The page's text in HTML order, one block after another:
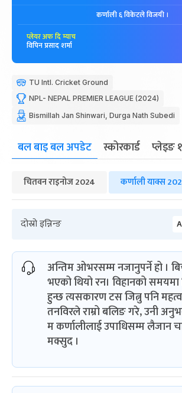
कर्णाली ६ विकेटले विजयी ।
प्लेयर अफ दि म्याच
विपिन प्रसाद शर्मा
TU Intl. Cricket Ground
NPL- NEPAL PREMIER LEAGUE (2024)
Bismillah Jan Shinwari, Durga Nath Subedi
बल बाइ बल अपडेट स्कोरकार्ड प्लेइङ
चितवन राइनोज 2024 कर्णाली याक्स
दोस्रो इन्निन्ङ
अन्तिम ओभरसम्म नजानुपर्ने हो ।
भएको थियो रन। विहानको
हुन्छ त्यसकारण टस जित्नु पनि
तनविरले राम्रो बलिङ गरे, उनी
म कर्णालीलाई उपाधिसम्म लैजान
मक्सुद ।